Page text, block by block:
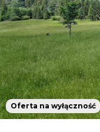
Oferta na wyłączność